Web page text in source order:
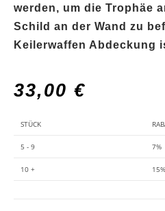
ertungen
werden, um die Trophäe
Schild an der Wand zu
Keilerwaffen Abdeckung
33,00 €
STÜCK
5 - 9 7%
10 + 15%